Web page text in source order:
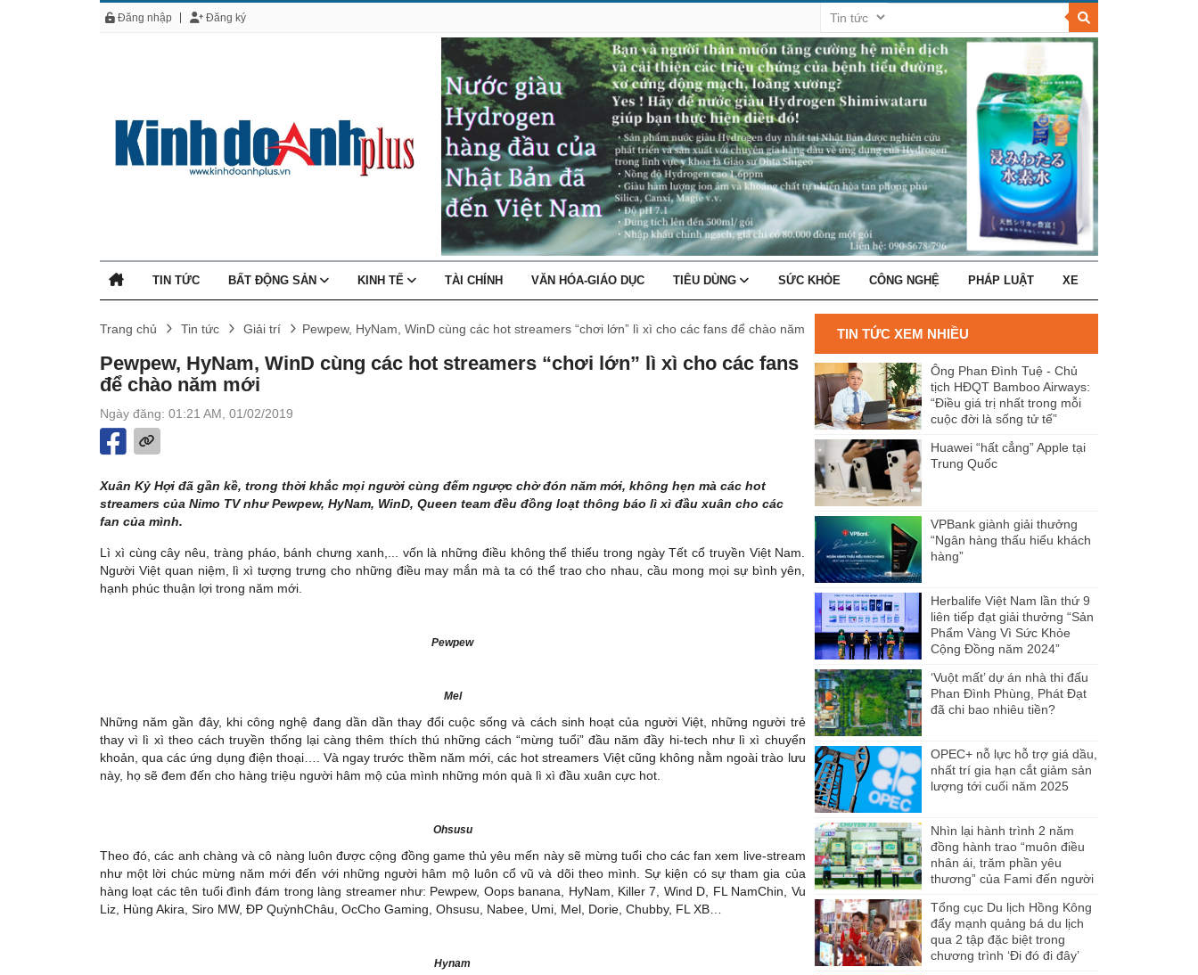
Đăng nhập Đăng ký
TIN TỨC BẤT ĐỘNG SẢN KINH TẾ TÀI CHÍNH VĂN HÓA-GIÁO DỤC TIÊU DÙNG SỨC KHỎE CÔNG NGHỆ PHÁP LUẬT XE
Trang chủ Tin tức Giải trí Pewpew, HyNam, WinD cùng các hot streamers “chơi lớn” lì xì cho các fans để chào năm mới
Pewpew, HyNam, WinD cùng các hot streamers “chơi lớn” lì xì cho các fans
để chào năm mới
Ngày đăng: 01:21 AM, 01/02/2019
Xuân Kỷ Hợi đã gần kề, trong thời khắc mọi người cùng đếm ngược chờ đón năm mới, không hẹn mà các hot
streamers của Nimo TV như Pewpew, HyNam, WinD, Queen team đều đồng loạt thông báo lì xì đầu xuân cho các
fan của mình.
Lì xì cùng cây nêu, tràng pháo, bánh chưng xanh,... vốn là những điều không thể thiếu trong ngày Tết cổ truyền Việt Nam.
Người Việt quan niệm, lì xì tượng trưng cho những điều may mắn mà ta có thể trao cho nhau, cầu mong mọi sự bình yên,
hạnh phúc thuận lợi trong năm mới.
Pewpew
Mel
Những năm gần đây, khi công nghệ đang dần dần thay đổi cuộc sống và cách sinh hoạt của người Việt, những người trẻ
thay vì lì xì theo cách truyền thống lại càng thêm thích thú những cách “mừng tuổi” đầu năm đầy hi-tech như lì xì chuyển
khoản, qua các ứng dụng điện thoại…. Và ngay trước thềm năm mới, các hot streamers Việt cũng không nằm ngoài trào lưu
này, họ sẽ đem đến cho hàng triệu người hâm mộ của mình những món quà lì xì đầu xuân cực hot.
Ohsusu
Theo đó, các anh chàng và cô nàng luôn được cộng đồng game thủ yêu mến này sẽ mừng tuổi cho các fan xem live-stream
như một lời chúc mừng năm mới đến với những người hâm mộ luôn cổ vũ và dõi theo mình. Sự kiện có sự tham gia của
hàng loạt các tên tuổi đình đám trong làng streamer như: Pewpew, Oops banana, HyNam, Killer 7, Wind D, FL NamChin, Vu
Liz, Hùng Akira, Siro MW, ĐP QuỳnhChâu, OcCho Gaming, Ohsusu, Nabee, Umi, Mel, Dorie, Chubby, FL XB…
Hynam
TIN TỨC XEM NHIỀU
Ông Phan Đình Tuệ - Chủ
tịch HĐQT Bamboo Airways:
“Điều giá trị nhất trong mỗi
cuộc đời là sống tử tế”
Huawei “hất cẳng” Apple tại
Trung Quốc
VPBank giành giải thưởng
“Ngân hàng thấu hiểu khách
hàng”
Herbalife Việt Nam lần thứ 9
liên tiếp đạt giải thưởng “Sản
Phẩm Vàng Vì Sức Khỏe
Cộng Đồng năm 2024”
‘Vuột mất’ dự án nhà thi đấu
Phan Đình Phùng, Phát Đạt
đã chi bao nhiêu tiền?
OPEC+ nỗ lực hỗ trợ giá dầu,
nhất trí gia hạn cắt giảm sản
lượng tới cuối năm 2025
Nhìn lại hành trình 2 năm
đồng hành trao “muôn điều
nhân ái, trăm phần yêu
thương” của Fami đến người
Tổng cục Du lịch Hồng Kông
đẩy mạnh quảng bá du lịch
qua 2 tập đặc biệt trong
chương trình ‘Đi đó đi đây’